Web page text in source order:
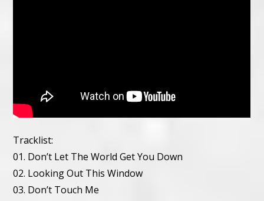
Tracklist:
01. Don’t Let The World Get You Down
02. Looking Out This Window
03. Don’t Touch Me